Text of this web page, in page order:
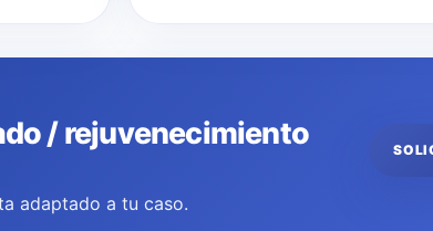
/ rejuvenecimiento
adaptado a tu caso.